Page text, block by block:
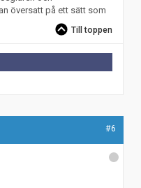
översatt på ett sätt som
Till toppen
#6